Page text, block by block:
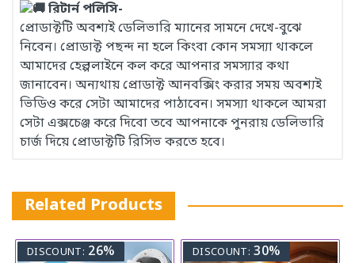
রিটার্ন পলিসি-
প্রোডাক্টটি অবশ্যই ডেলিভারি ম্যানের সামনে দেখে-বুঝে
নিবেন। প্রোডাক্ট পছন্দ না হলে কিংবা কোন সমস্যা থাকলে
আমাদের হেল্পলাইনে কল করে আপনার সমস্যার কথা
জানাবেন। অন্যথায় প্রোডাক্ট আনবক্সিং করার সময় অবশ্যই
ভিডিও করে সেটা আমাদের পাঠাবেন। সমস্যা থাকলে আমরা
সেটা এক্সচেঞ্জ করে দিবো তবে আপনাকে পুনরায় ডেলিভারি
চার্জ দিয়ে প্রোডাক্টটি রিসিভ করতে হবে।
Related Products
DISCOUNT: 26% DISCOUNT: 30%